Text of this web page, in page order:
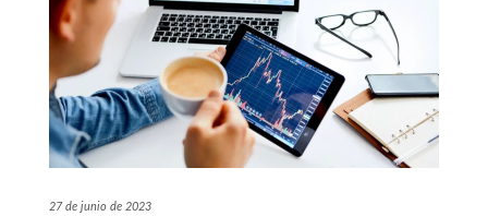
27 de junio de 2023